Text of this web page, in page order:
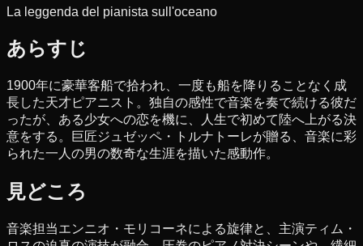
La leggenda del pianista sull'oceano
あらすじ
1900年に豪華客船で拾われ、一度も船を降りることなく成
長した天才ピアニスト。独自の感性で音楽を奏で続ける彼だ
ったが、ある少女への恋を機に、人生で初めて陸へ上がる決
意をする。巨匠ジュゼッペ・トルナトーレが贈る、音楽に彩
られた一人の男の数奇な生涯を描いた感動作。
見どころ
音楽担当エンニオ・モリコーネによる旋律と、主演ティム・